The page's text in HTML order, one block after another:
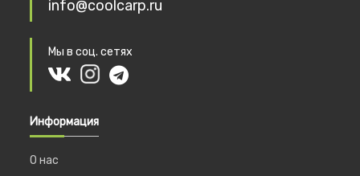
info@coolcarp.ru
Мы в соц. сетях
Информация
О нас